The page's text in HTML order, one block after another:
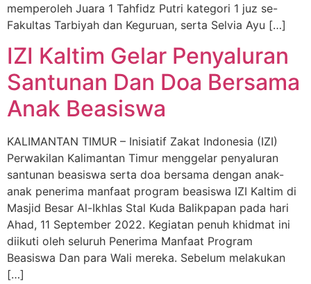
memperoleh Juara 1 Tahfidz Putri kategori 1 juz se-
Fakultas Tarbiyah dan Keguruan, serta Selvia Ayu […]
IZI Kaltim Gelar Penyaluran
Santunan Dan Doa Bersama
Anak Beasiswa
KALIMANTAN TIMUR – Inisiatif Zakat Indonesia (IZI)
Perwakilan Kalimantan Timur menggelar penyaluran
santunan beasiswa serta doa bersama dengan anak-
anak penerima manfaat program beasiswa IZI Kaltim di
Masjid Besar Al-Ikhlas Stal Kuda Balikpapan pada hari
Ahad, 11 September 2022. Kegiatan penuh khidmat ini
diikuti oleh seluruh Penerima Manfaat Program
Beasiswa Dan para Wali mereka. Sebelum melakukan
[…]